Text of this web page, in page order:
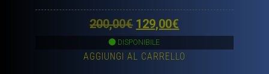
200,00€ Il
prezzo
originale
129,00€
attuale
DISPONIBILE
AGGIUNGI AL CARRELLO